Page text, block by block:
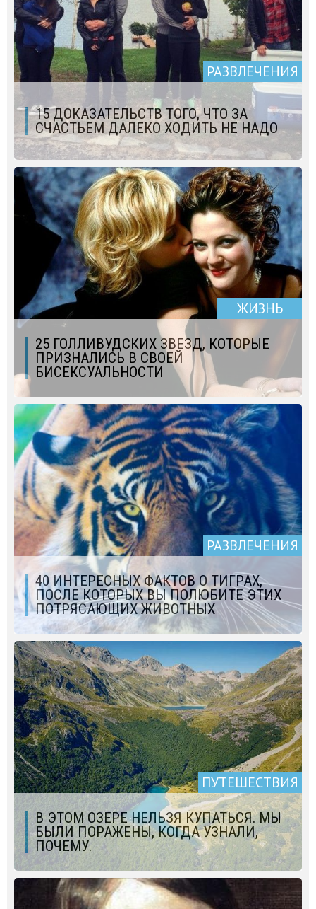
РАЗВЛЕЧЕНИЯ
15 ДОКАЗАТЕЛЬСТВ ТОГО, ЧТО ЗА
СЧАСТЬЕМ ДАЛЕКО ХОДИТЬ НЕ НАДО
ЖИЗНЬ
25 ГОЛЛИВУДСКИХ ЗВЕЗД, КОТОРЫЕ
ПРИЗНАЛИСЬ В СВОЕЙ
БИСЕКСУАЛЬНОСТИ
РАЗВЛЕЧЕНИЯ
40 ИНТЕРЕСНЫХ ФАКТОВ О ТИГРАХ,
ПОСЛЕ КОТОРЫХ ВЫ ПОЛЮБИТЕ ЭТИХ
ПОТРЯСАЮЩИХ ЖИВОТНЫХ
ПУТЕШЕСТВИЯ
В ЭТОМ ОЗЕРЕ НЕЛЬЗЯ КУПАТЬСЯ. МЫ
БЫЛИ ПОРАЖЕНЫ, КОГДА УЗНАЛИ,
ПОЧЕМУ.